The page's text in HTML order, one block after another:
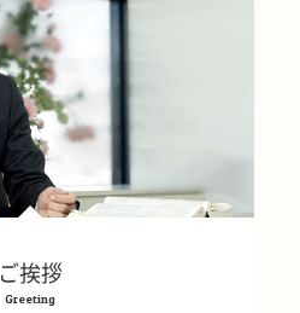
ご挨拶
Greeting